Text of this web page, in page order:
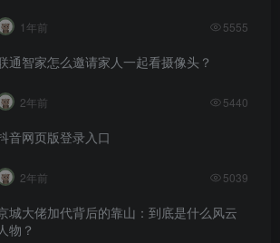
1年前 5555
通智家怎么邀请家人一起看摄像头？
2年前 5440
音网页版登录入口
2年前 5039
城大佬加代背后的靠山：到底是什么风云
物？